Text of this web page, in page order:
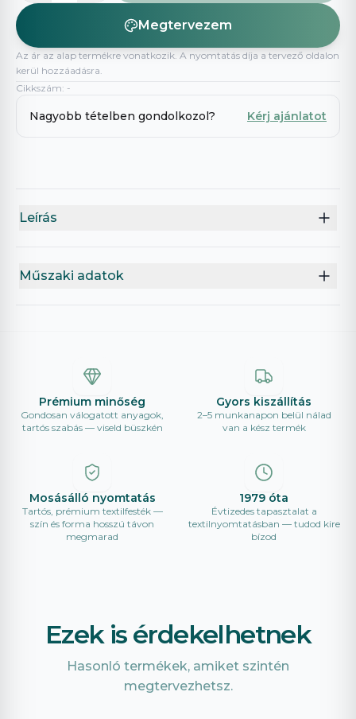
Megtervezem
Az ár az alap termékre vonatkozik. A nyomtatás díja a tervező oldalon
kerül hozzáadásra.
Cikkszám: -
Nagyobb tételben gondolkozol? Kérj ajánlatot
Leírás
Műszaki adatok
Prémium minőség
Gondosan válogatott anyagok,
tartós szabás — viseld büszkén
Gyors kiszállítás
2–5 munkanapon belül nálad
van a kész termék
Mosásálló nyomtatás
Tartós, prémium textilfesték —
szín és forma hosszú távon
megmarad
1979 óta
Évtizedes tapasztalat a
textilnyomtatásban — tudod kire
bízod
Ezek is érdekelhetnek
Hasonló termékek, amiket szintén
megtervezhetsz.